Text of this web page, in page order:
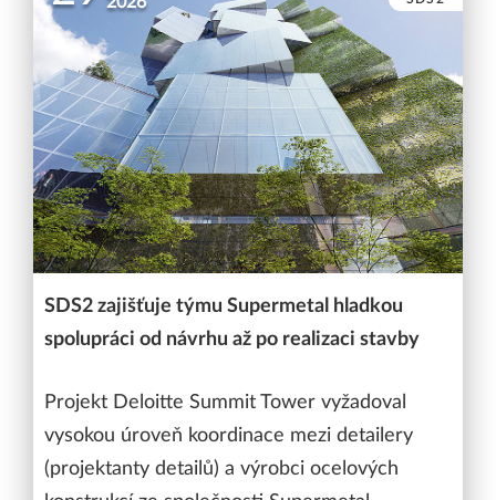
SDS2 zajišťuje týmu Supermetal hladkou
spolupráci od návrhu až po realizaci stavby
Projekt Deloitte Summit Tower vyžadoval
vysokou úroveň koordinace mezi detailery
(projektanty detailů) a výrobci ocelových